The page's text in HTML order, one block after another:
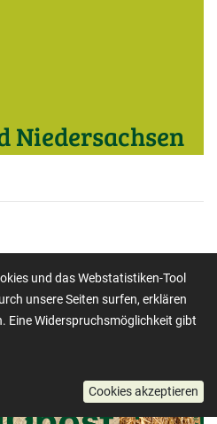
Niedersachsen
und das Webstatistiken-Tool
unsere Seiten surfen, erklären
Eine Widerspruchsmöglichkeit gibt
Cookies akzeptieren